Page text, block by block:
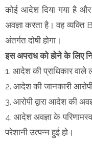
कोई आदेश दिया गया है
अवज्ञा करता है। वह व्यक्ति
अंतर्गत दोषी होगा।
इस अपराध को होने के लिए
1. आदेश की प्राधिकार वाले
2. आदेश की जानकारी आरोपी
3. आरोपी द्वारा आदेश की
4. आदेश अवज्ञा के
परेशानी उत्पन्न हुई हो।